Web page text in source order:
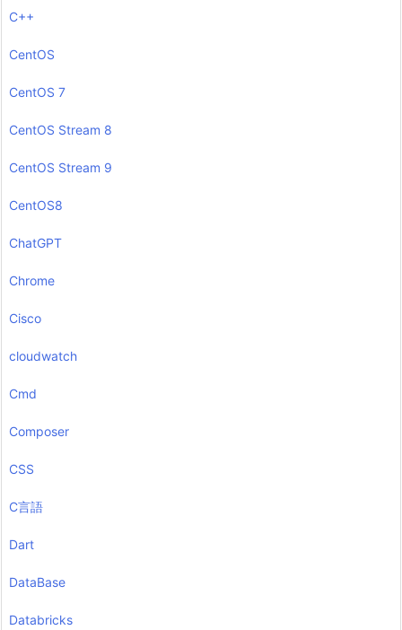
C++
CentOS
CentOS 7
CentOS Stream 8
CentOS Stream 9
CentOS8
ChatGPT
Chrome
Cisco
cloudwatch
Cmd
Composer
CSS
C言語
Dart
DataBase
Databricks